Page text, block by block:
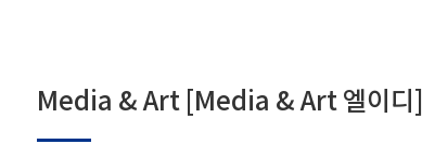
Media & Art [Media & Art 엘이디]